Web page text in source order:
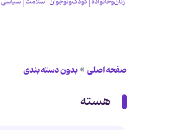
صفحه اصلی بدون دسته بندی
هسته